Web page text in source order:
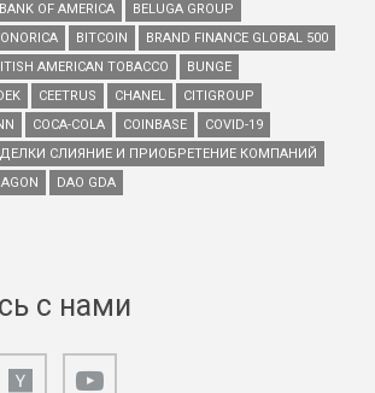
BANK OF AMERICA
BELUGA GROUP
BITCOIN
BRAND FINANCE GLOBAL 500
AMERICAN TOBACCO
BUNGE
CEETRUS CHANEL
CITIGROUP
COCA-COLA COINBASE
COVID-19
СЛИЯНИЕ И ПРИОБРЕТЕНИЕ КОМПАНИЙ
DAO GDA
с нами